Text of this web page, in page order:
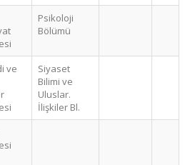
Psikoloji
Bölümü
ve
Siyaset
Bilimi ve
Uluslar.
İlişkiler Bl.